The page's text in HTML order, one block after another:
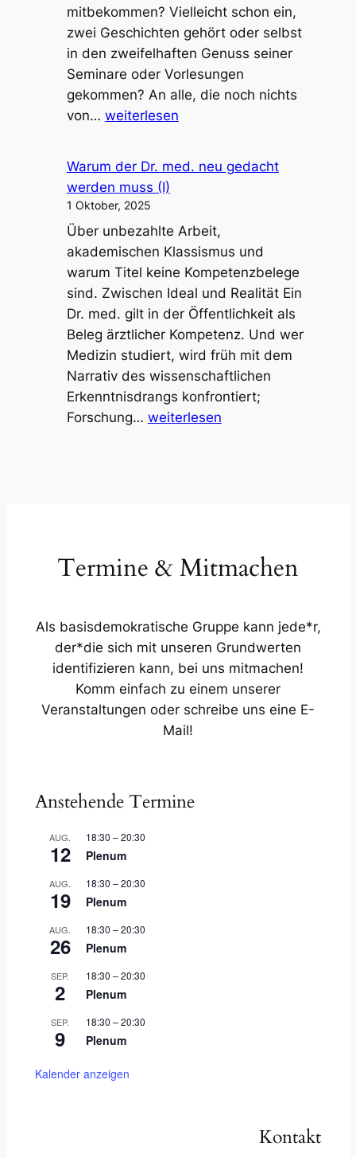
mitbekommen? Vielleicht schon ein,
zwei Geschichten gehört oder selbst
in den zweifelhaften Genuss seiner
Seminare oder Vorlesungen
gekommen? An alle, die noch nichts
von… Die
–
ein
weiterlesen
Warum der Dr. med. neu gedacht
werden muss (I)
1 Oktober, 2025
Über unbezahlte Arbeit,
akademischen Klassismus und
warum Titel keine Kompetenzbelege
sind. Zwischen Ideal und Realität Ein
Dr. med. gilt in der Öffentlichkeit als
Beleg ärztlicher Kompetenz. Und wer
Medizin studiert, wird früh mit dem
Narrativ des wissenschaftlichen
Erkenntnisdrangs konfrontiert;
Forschung… Warum
muss
weiterlesen
Termine & Mitmachen
Als basisdemokratische Gruppe kann jede*r,
der*die sich mit unseren Grundwerten
identifizieren kann, bei uns mitmachen!
Komm einfach zu einem unserer
Veranstaltungen oder schreibe uns eine E-
Mail!
Anstehende Termine
AUG.
12
18:30 –20:30
Plenum
AUG.
19
18:30 –20:30
Plenum
AUG.
26
18:30 –20:30
Plenum
SEP.
2
18:30 –20:30
Plenum
SEP.
9
18:30 –20:30
Plenum
Kalender anzeigen
Kontakt